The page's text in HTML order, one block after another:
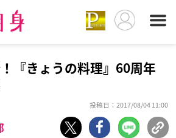
『きょうの料理』60周年
投稿日：2017/08/04 11:00